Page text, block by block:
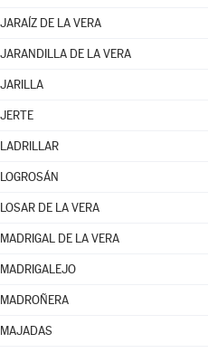
JARAÍZ DE LA VERA
JARANDILLA DE LA VERA
JARILLA
JERTE
LADRILLAR
LOGROSÁN
LOSAR DE LA VERA
MADRIGAL DE LA VERA
MADRIGALEJO
MADROÑERA
MAJADAS